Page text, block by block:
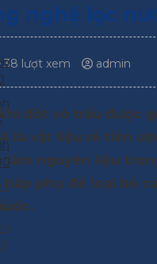
nghệ lọc
38 lượt xem admin
đốt vỏ trấu được
là vật liệu rẻ tiền
làm nguyên liệu
phụ để loại bỏ